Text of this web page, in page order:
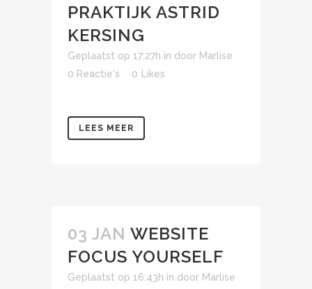
PRAKTIJK ASTRID
KERSING
Geplaatst op 17:27h in door Marlise
0 Reactie's
0 Likes
LEES MEER
03 JAN WEBSITE
FOCUS YOURSELF
Geplaatst op 16:43h in door Marlise